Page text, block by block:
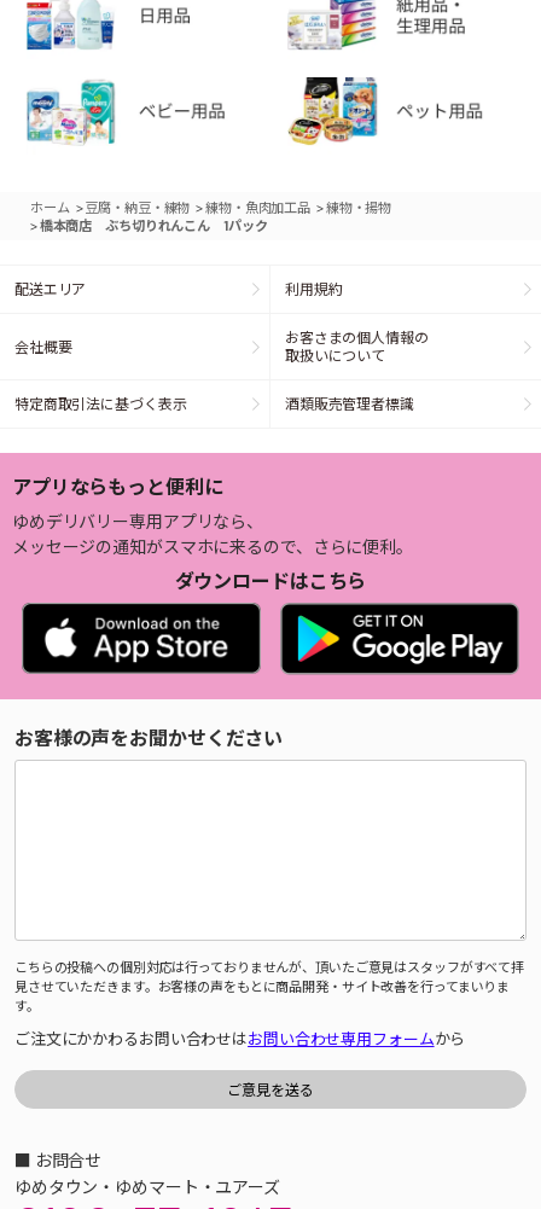
ホーム >豆腐・納豆・練物 >練物・魚肉加工品 >練物・揚物
>橋本商店 ぶち切りれんこん 1パック
配送エリア 利用規約
会社概要
お客さまの個人情報の
取扱いについて
特定商取引法に基づく表示 酒類販売管理者標識
アプリならもっと便利に
ゆめデリバリー専用アプリなら、
メッセージの通知がスマホに来るので、さらに便利。
ダウンロードはこちら
お客様の声をお聞かせください
こちらの投稿への個別対応は行っておりませんが、頂いたご意見はスタッフがすべて拝
見させていただきます。お客様の声をもとに商品開発・サイト改善を行ってまいりま
す。
ご注文にかかわるお問い合わせはお問い合わせ専用フォームから
■ お問合せ
ゆめタウン・ゆめマート・ユアーズ